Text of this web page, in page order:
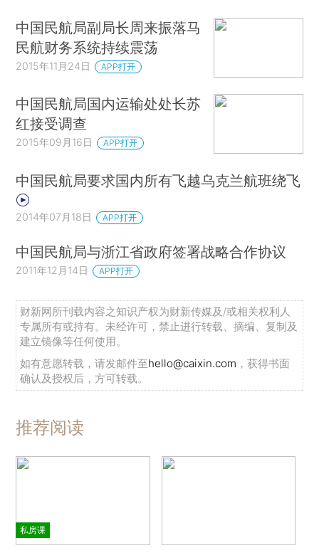
中国民航局副局长周来振落马
民航财务系统持续震荡
2015年11月24日 APP打开
中国民航局国内运输处处长苏
红接受调查
2015年09月16日 APP打开
中国民航局要求国内所有飞越乌克兰航班绕飞
2014年07月18日 APP打开
中国民航局与浙江省政府签署战略合作协议
2011年12月14日 APP打开
财新网所刊载内容之知识产权为财新传媒及/或相关权利人
专属所有或持有。未经许可，禁止进行转载、摘编、复制及
建立镜像等任何使用。
如有意愿转载，请发邮件至hello@caixin.com ，获得书面
确认及授权后，方可转载。
推荐阅读
私房课